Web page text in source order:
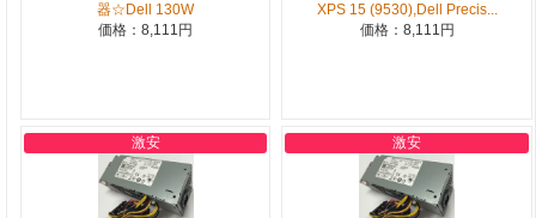
器☆Dell 130W
価格：8,111円
XPS 15 (9530),Dell Precis...
価格：8,111円
激安 激安